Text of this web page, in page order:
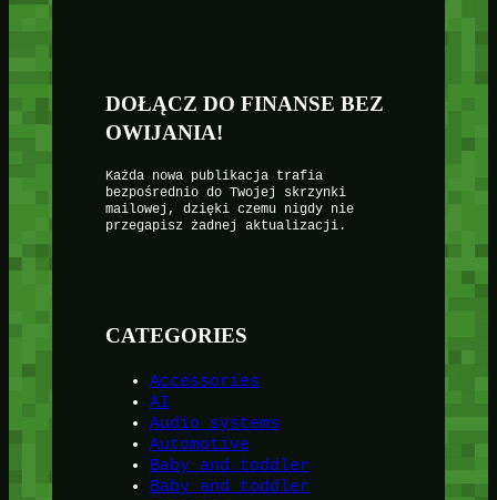
DOŁĄCZ DO FINANSE BEZ
OWIJANIA!
Każda nowa publikacja trafia
bezpośrednio do Twojej skrzynki
mailowej, dzięki czemu nigdy nie
przegapisz żadnej aktualizacji.
CATEGORIES
Accessories
AI
Audio systems
Automotive
Baby and toddler
Baby and toddler